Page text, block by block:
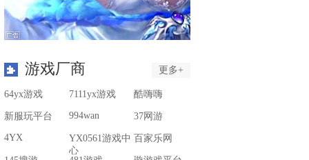
游戏厂商 更多+
64yx游戏 7111yx游戏 酷嗨嗨
新服玩平台 994wan 37网游
4YX
YX0561游戏中
心
百家乐网